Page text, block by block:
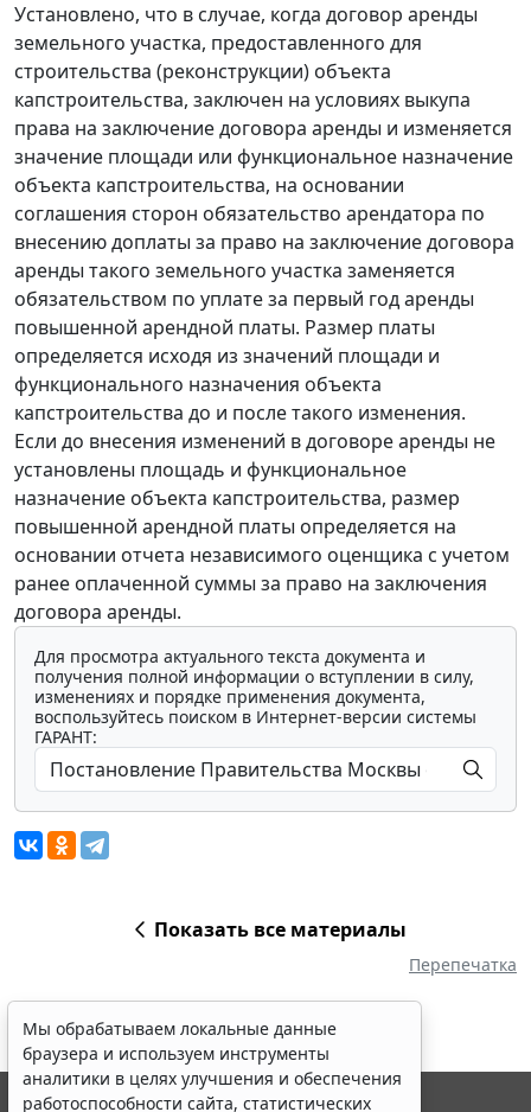
Установлено, что в случае, когда договор аренды
земельного участка, предоставленного для
строительства (реконструкции) объекта
капстроительства, заключен на условиях выкупа
права на заключение договора аренды и изменяется
значение площади или функциональное назначение
объекта капстроительства, на основании
соглашения сторон обязательство арендатора по
внесению доплаты за право на заключение договора
аренды такого земельного участка заменяется
обязательством по уплате за первый год аренды
повышенной арендной платы. Размер платы
определяется исходя из значений площади и
функционального назначения объекта
капстроительства до и после такого изменения.
Если до внесения изменений в договоре аренды не
установлены площадь и функциональное
назначение объекта капстроительства, размер
повышенной арендной платы определяется на
основании отчета независимого оценщика с учетом
ранее оплаченной суммы за право на заключения
договора аренды.
Для просмотра актуального текста документа и
получения полной информации о вступлении в силу,
изменениях и порядке применения документа,
воспользуйтесь поиском в Интернет-версии системы
ГАРАНТ:
Показать все материалы
Перепечатка
Мы обрабатываем локальные данные
работоспособности сайта, статистических
настройках браузера. Пожалуйста,
ознакомьтесь с условиями их обработки
Принять